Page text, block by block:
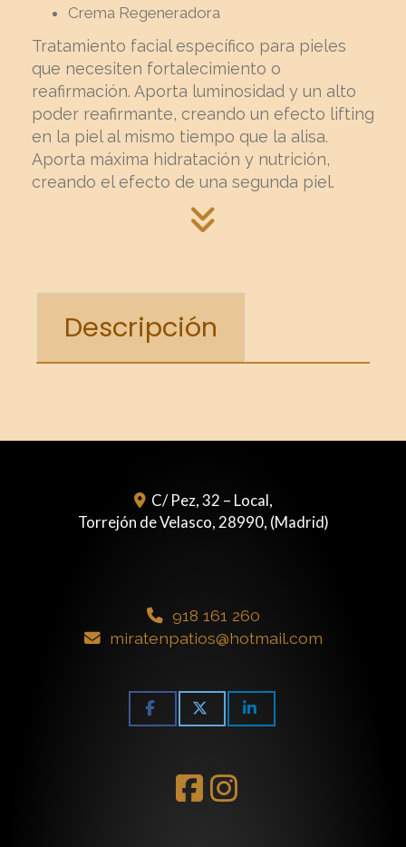
Crema Regeneradora
Tratamiento facial específico para pieles
que necesiten fortalecimiento o
reafirmación. Aporta luminosidad y un alto
poder reafirmante, creando un efecto lifting
en la piel al mismo tiempo que la alisa.
Aporta máxima hidratación y nutrición,
creando el efecto de una segunda piel.
Descripción
C/ Pez, 32 – Local,
Torrejón de Velasco,28990, (Madrid)
918 161 260
miratenpatios
hotmail.com